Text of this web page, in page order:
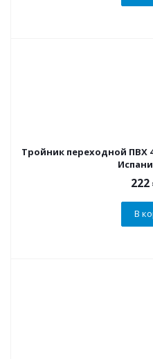
Тройник переходной ПВХ
222
В